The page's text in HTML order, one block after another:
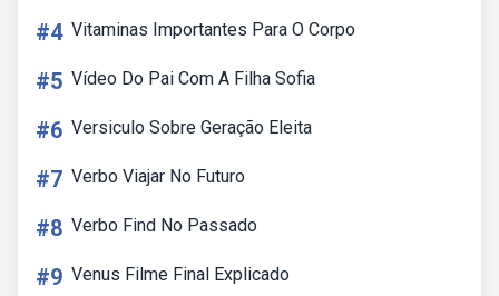
#4 Vitaminas Importantes Para O Corpo
#5 Vídeo Do Pai Com A Filha Sofia
#6 Versiculo Sobre Geração Eleita
#7 Verbo Viajar No Futuro
#8 Verbo Find No Passado
#9 Venus Filme Final Explicado